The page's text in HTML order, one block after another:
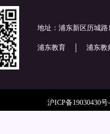
地址：浦东新区
浦东教育 浦东教
沪ICP备19030430号